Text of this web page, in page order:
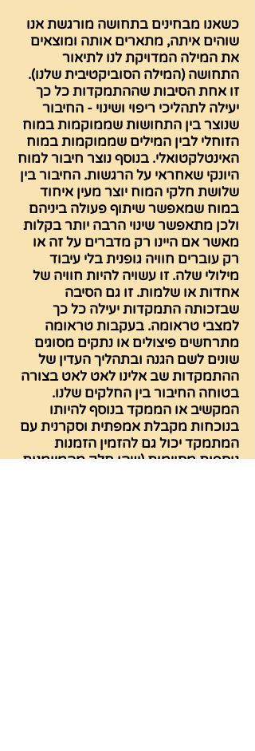
כשאנו מבחינים בתחושה מורגשת אנו
שוהים איתה, מתארים אותה ומוצאים
את המילה המדויקת לנו לתיאור
התחושה (המילה הסוביקטיבית שלנו).
זו אחת הסיבות שההתמקדות כל כך
יעילה לתהליכי ריפוי ושינוי - החיבור
שנוצר בין התחושות שממוקמות במוח
הזוחלי לבין המילים שממוקמות במוח
האינטלקטואלי. בנוסף נוצר חיבור למוח
היונקי שאחראי על הרגשות. החיבור בין
שלושת חלקי המוח יוצר מעין איחוד
במוח שמאפשר שיתוף פעולה ביניהם
ולכן מתאפשר שינוי הרבה יותר בקלות
מאשר אם היינו רק מדברים על זה או
רק עוברים חוויה גופנית בלי עיבוד
מילולי שלה. זו עשויה להיות חוויה של
אחדות או שלמות. זו גם הסיבה
שבזכותה התמקדות יעילה כל כך
למצבי טראומה. בעקבות טראומה
מתרחשים פיצולים או נתקים מסוגים
שונים לשם הגנה ובתהליך העדין של
ההתמקדות שב אלינו לאט לאט בצורה
בטוחה החיבור בין החלקים שלנו.
המקשיב או הממקד בנוסף להיותו
בנוכחות מקבלת אמפתית וסקרנית עם
המתמקד יכול גם להזמין הזמנות
נוספות מסוימות (שהן חלק מהמיומנות